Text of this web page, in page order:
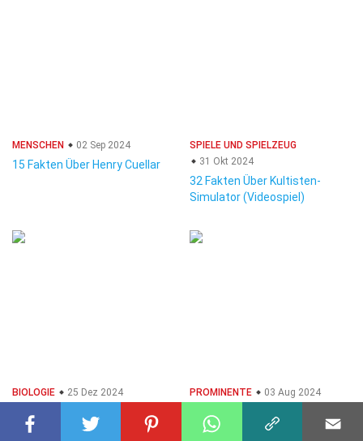
MENSCHEN 02 Sep 2024
15 Fakten Über Henry Cuellar
SPIELE UND SPIELZEUG
31 Okt 2024
32 Fakten Über Kultisten-
Simulator (Videospiel)
BIOLOGIE 25 Dez 2024 PROMINENTE 03 Aug 2024